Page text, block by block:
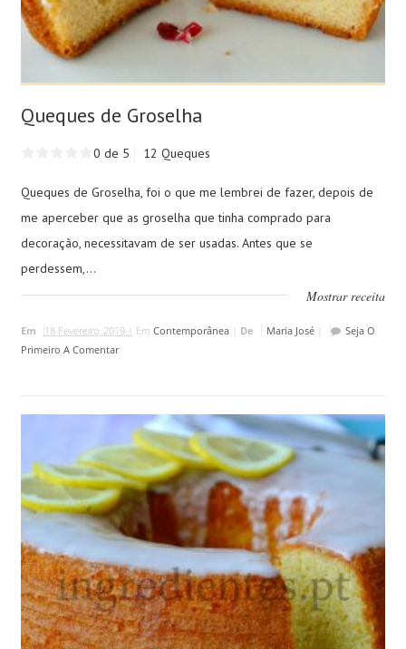
Queques de Groselha
0 de 5 12 Queques
Queques de Groselha, foi o que me lembrei de fazer, depois de
me aperceber que as groselha que tinha comprado para
decoração, necessitavam de ser usadas. Antes que se
perdessem,...
Mostrar receita
Em 18 Fevereiro, 2019 | Em Contemporânea| De Maria José|
Seja O
Primeiro A Comentar